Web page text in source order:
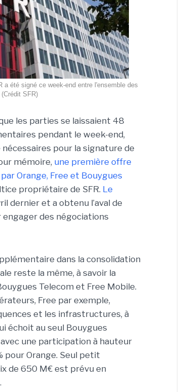
a été signé ce week-end entre l'ensemble des
SFR)
les parties se laissaient 48
pendant le week-end,
pour la signature de
mémoire, une première offre
Orange, Free et Bouygues
propriétaire de SFR. Le
dernier et a obtenu l’aval de
engager des négociations
dans la consolidation
reste la même, à savoir la
Telecom et Free Mobile.
Free par exemple,
et les infrastructures, à
échoit au seul Bouygues
une participation à hauteur
pour Orange. Seul petit
de 650 M€ est prévu en